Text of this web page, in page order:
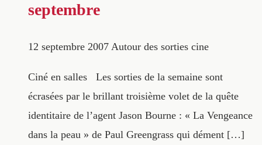
septembre
12 septembre 2007 Autour des sorties cine
Ciné en salles Les sorties de la semaine sont
écrasées par le brillant troisième volet de la quête
identitaire de l’agent Jason Bourne : « La Vengeance
dans la peau » de Paul Greengrass qui dément […]